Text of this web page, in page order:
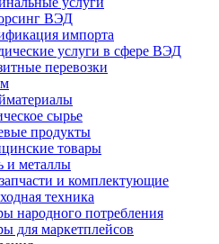
ВЭД
импорта
услуги в сфере ВЭД
перевозки
сырье
продукты
товары
и металлы
и комплектующие
техника
народного потребления
для маркетплейсов